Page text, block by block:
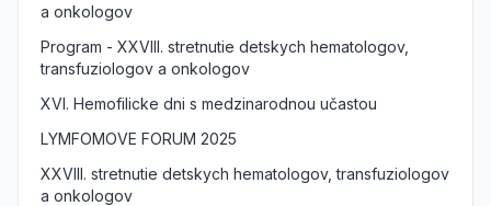
a onkologov
Program - XXVIII. stretnutie detskych hematologov,
transfuziologov a onkologov
XVI. Hemofilicke dni s medzinarodnou učastou
LYMFOMOVE FORUM 2025
XXVIII. stretnutie detskych hematologov, transfuziologov
a onkologov